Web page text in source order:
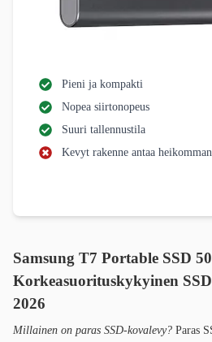
Pieni ja kompakti
Nopea siirtonopeus
Suuri tallennustila
Kevyt rakenne antaa
Samsung T7 Portable SSD
Korkeasuorituskykyinen
2026
Millainen on paras SSD-kovalevy? Paras